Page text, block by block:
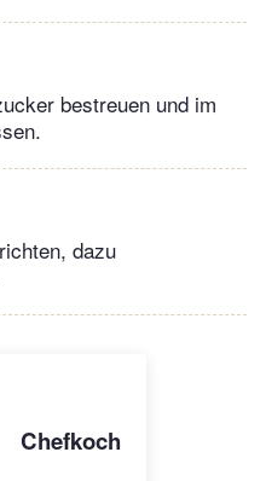
bestreuen und im
dazu
Chefkoch